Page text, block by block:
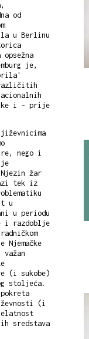
od
u Berlinu
je,
različitih
i - prije
nego i
žar
tek iz
u
u periodu
i razdoblje
(i sukobe)
stoljeća.
(i
sredstava